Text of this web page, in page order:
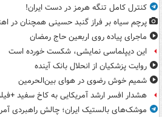
کنترل کامل تنگه هرمز در دست ایران!
پرچم سیاه بر فراز گنبد حسینی همچنان در
ماجرای پیاده روی اربعین حاج رمضان
این دیپلماسی نمایشی، شکست خورده است
روایت پزشکیان از انحلال بانک آینده
شمیم خوش رضوی در هوای بین‌الحرمین
هشدار افسر ارشد آمریکایی به کاخ سفید
موشک‌های بالستیک ایران؛ چالش راهبردی